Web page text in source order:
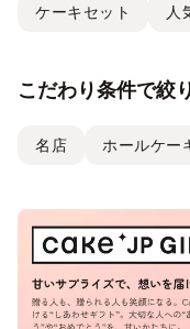
ケーキセット 人
こだわり条件で絞
名店 ホールケー